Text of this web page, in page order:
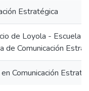
Estratégica
de Loyola - Escuela
de Comunicación
Comunicación